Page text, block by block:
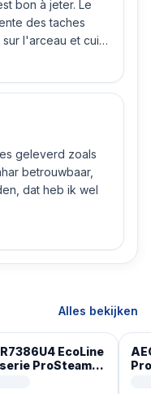
bon à jeter. Le
des taches
l'arceau et cuir
eux « dégonflés
geleverd zoals
betrouwbaar,
dat heb ik wel
Alles bekijken
EcoLine
ProSteam